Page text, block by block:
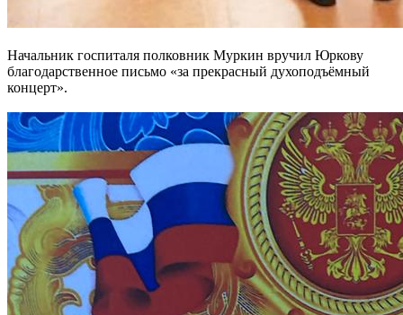
Начальник госпиталя полковник Муркин вручил Юркову
благодарственное письмо «за прекрасный духоподъёмный
концерт».